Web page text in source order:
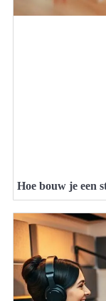
Hoe bouw je een